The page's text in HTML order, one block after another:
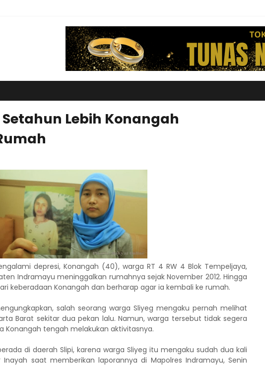
Lebih Konangah
depresi, Konangah (40), warga RT 4 RW 4 Blok Tempeljaya,
Indramayu meninggalkan rumahnya sejak November 2012. Hingga
keberadaan Konangah dan berharap agar ia kembali ke rumah.
salah seorang warga Sliyeg mengaku pernah melihat
Barat sekitar dua pekan lalu. Namun, warga tersebut tidak segera
tengah melakukan aktivitasnya.
di daerah Slipi, karena warga Sliyeg itu mengaku sudah dua kali
saat memberikan laporannya di Mapolres Indramayu, Senin